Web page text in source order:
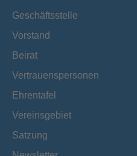
Geschäftsstelle
Vorstand
Beirat
Vertrauenspersonen
Ehrentafel
Vereinsgebiet
Satzung